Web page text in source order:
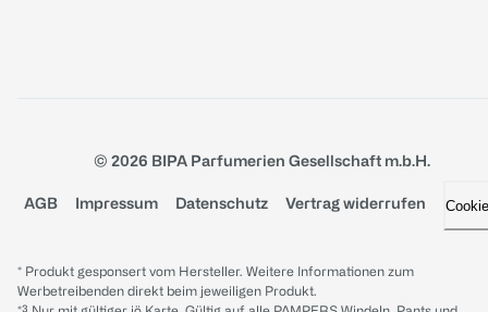
© 2026 BIPA Parfumerien Gesellschaft m.b.H.
AGB Impressum Datenschutz Vertrag widerrufen
* Produkt gesponsert vom Hersteller. Weitere Informationen zum
Werbetreibenden direkt beim jeweiligen Produkt.